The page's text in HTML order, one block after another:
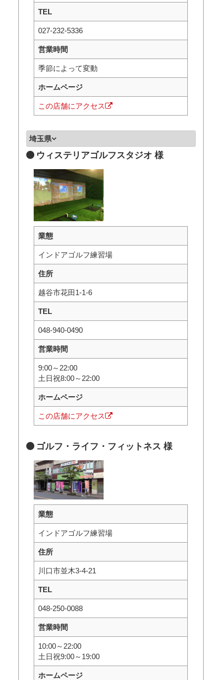
TEL
027-232-5336
営業時間
季節によって変動
ホームページ
この店舗にアクセス
埼玉県
ウィステリアゴルフスタジオ 様
業態
インドアゴルフ練習場
住所
越谷市花田1-1-6
TEL
048-940-0490
営業時間
9:00～22:00
土日祝8:00～22:00
ホームページ
この店舗にアクセス
ゴルフ・ライフ・フィットネス 様
業態
インドアゴルフ練習場
住所
川口市並木3-4-21
TEL
048-250-0088
営業時間
10:00～22:00
土日祝9:00～19:00
ホームページ